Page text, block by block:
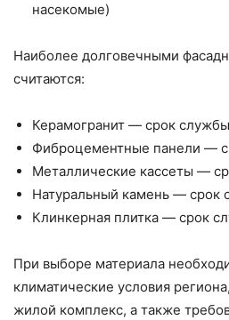
насекомые)
Наиболее долговечными
считаются:
Керамогранит — срок
Фиброцементные панели —
Металлические кассеты —
Натуральный камень — срок
Клинкерная плитка — срок
При выборе материала
климатические условия
жилой комплекс, а также